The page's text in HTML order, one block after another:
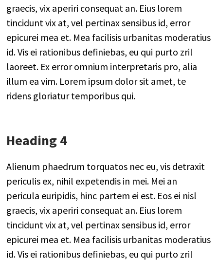
graecis, vix aperiri consequat an. Eius lorem
tincidunt vix at, vel pertinax sensibus id, error
epicurei mea et. Mea facilisis urbanitas moderatius
id. Vis ei rationibus definiebas, eu qui purto zril
laoreet. Ex error omnium interpretaris pro, alia
illum ea vim. Lorem ipsum dolor sit amet, te
ridens gloriatur temporibus qui.
Heading 4
Alienum phaedrum torquatos nec eu, vis detraxit
periculis ex, nihil expetendis in mei. Mei an
pericula euripidis, hinc partem ei est. Eos ei nisl
graecis, vix aperiri consequat an. Eius lorem
tincidunt vix at, vel pertinax sensibus id, error
epicurei mea et. Mea facilisis urbanitas moderatius
id. Vis ei rationibus definiebas, eu qui purto zril